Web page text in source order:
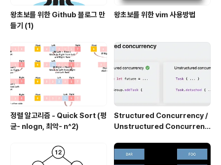
왕초보를 위한 Github 블로그 만
들기 (1)
왕초보를 위한 vim 사용방법
정렬 알고리즘 - Quick Sort (평
균- nlogn, 최악- n^2)
Structured Concurrency /
Unstructured Concurrenc